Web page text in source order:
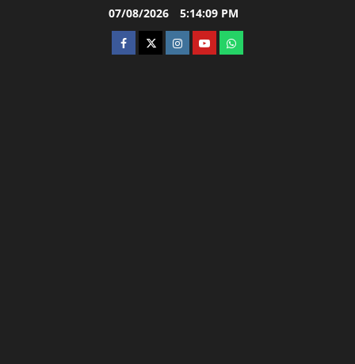
07/08/2026 5:14:10 PM
facebooktwitterinstagram.com
youtubewhatsapp